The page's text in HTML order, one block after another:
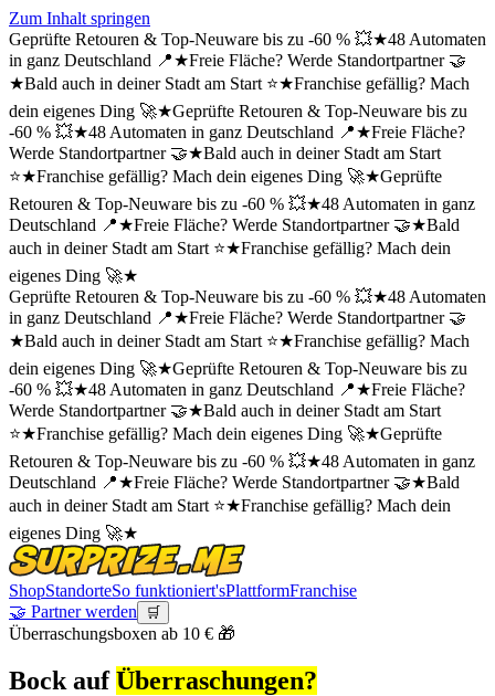
Zum Inhalt springen
Geprüfte Retouren & Top-Neuware bis zu -60 % 💥★48 Automaten
in ganz Deutschland 📍★Freie Fläche? Werde Standortpartner 🤝
★Bald auch in deiner Stadt am Start ⭐★Franchise gefällig? Mach
dein eigenes Ding 🚀★Geprüfte Retouren & Top-Neuware bis zu
-60 % 💥★48 Automaten in ganz Deutschland 📍★Freie Fläche?
Werde Standortpartner 🤝★Bald auch in deiner Stadt am Start
⭐★Franchise gefällig? Mach dein eigenes Ding 🚀★Geprüfte
Retouren & Top-Neuware bis zu -60 % 💥★48 Automaten in ganz
Deutschland 📍★Freie Fläche? Werde Standortpartner 🤝★Bald
auch in deiner Stadt am Start ⭐★Franchise gefällig? Mach dein
eigenes Ding 🚀★
Geprüfte Retouren & Top-Neuware bis zu -60 % 💥★48 Automaten
in ganz Deutschland 📍★Freie Fläche? Werde Standortpartner 🤝
★Bald auch in deiner Stadt am Start ⭐★Franchise gefällig? Mach
dein eigenes Ding 🚀★Geprüfte Retouren & Top-Neuware bis zu
-60 % 💥★48 Automaten in ganz Deutschland 📍★Freie Fläche?
Werde Standortpartner 🤝★Bald auch in deiner Stadt am Start
⭐★Franchise gefällig? Mach dein eigenes Ding 🚀★Geprüfte
Retouren & Top-Neuware bis zu -60 % 💥★48 Automaten in ganz
Deutschland 📍★Freie Fläche? Werde Standortpartner 🤝★Bald
auch in deiner Stadt am Start ⭐★Franchise gefällig? Mach dein
eigenes Ding 🚀★
ShopStandorteSo funktioniert'sPlattformFranchise
🤝 Partner werden
🛒
Überraschungsboxen ab 10 € 🎁
Bock auf Über­raschungen?